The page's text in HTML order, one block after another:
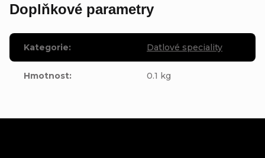
Doplňkové parametry
Kategorie: Datlové speciality
Hmotnost: 0.1 kg